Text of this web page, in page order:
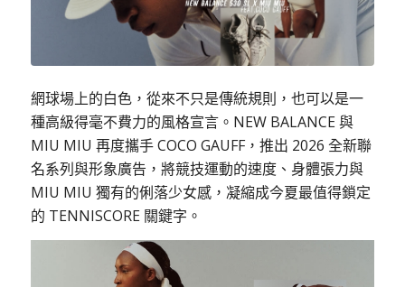
網球場上的白色，從來不只是傳統規則，也可以是一
種高級得毫不費力的風格宣言。NEW BALANCE 與
MIU MIU 再度攜手 COCO GAUFF，推出 2026 全新聯
名系列與形象廣告，將競技運動的速度、身體張力與
MIU MIU 獨有的俐落少女感，凝縮成今夏最值得鎖定
的 TENNISCORE 關鍵字。